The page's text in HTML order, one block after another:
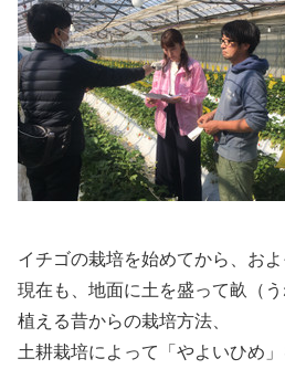
イチゴの栽培を始めてから、およ
現在も、地面に土を盛って畝（
植える昔からの栽培方法、
土耕栽培によって「やよいひめ